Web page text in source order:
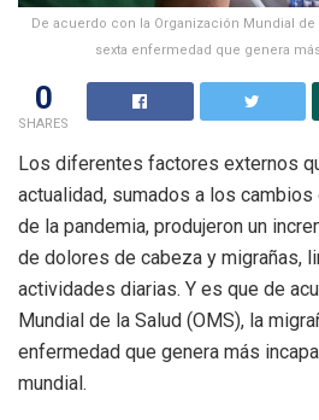
De acuerdo con la Organización Mundial de
sexta enfermedad que genera
0
SHARES
Los diferentes factores externos
actualidad, sumados a los
de la pandemia, produjeron un
de dolores de cabeza y migrañas,
actividades diarias. Y es que de
Mundial de la Salud (OMS), la
enfermedad que genera más
mundial.